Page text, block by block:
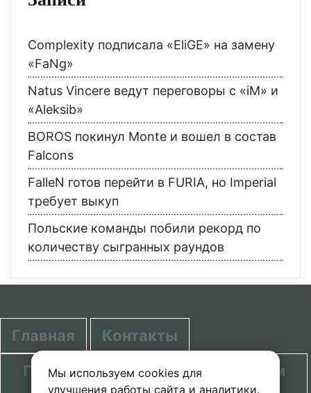
Мы используем cookies для
улучшения работы сайта и аналитики.
Complexity подписала «EliGE» на замену
«FaNg»
Natus Vincere ведут переговоры с «iM» и
«Aleksib»
BOROS покинул Monte и вошел в состав
Falcons
FalleN готов перейти в FURIA, но Imperial
требует выкуп
Польские команды побили рекорд по
количеству сыгранных раундов
Главная
Контакты
Политика в отношении обработки